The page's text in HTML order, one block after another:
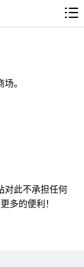
。
对此不承担任何
多的便利！